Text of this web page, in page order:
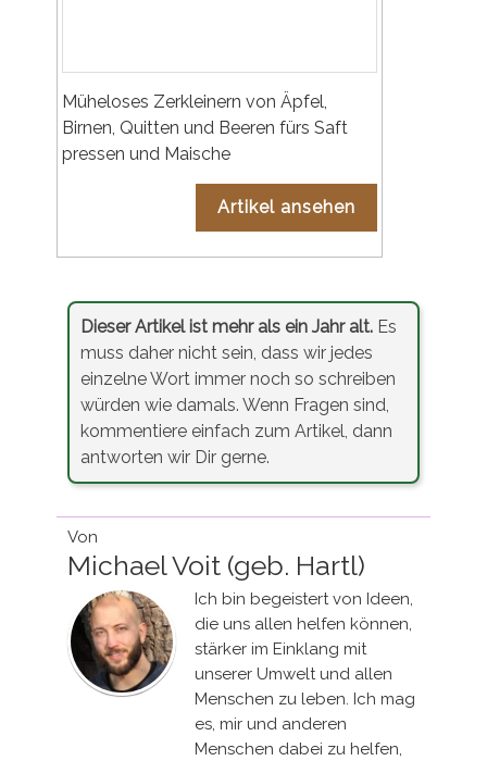
Müheloses Zerkleinern von Äpfel,
Birnen, Quitten und Beeren fürs Saft
pressen und Maische
Artikel ansehen
Dieser Artikel ist mehr als ein Jahr alt. Es
muss daher nicht sein, dass wir jedes
einzelne Wort immer noch so schreiben
würden wie damals. Wenn Fragen sind,
kommentiere einfach zum Artikel, dann
antworten wir Dir gerne.
Von
Michael Voit (geb. Hartl)
Ich bin begeistert von Ideen,
die uns allen helfen können,
stärker im Einklang mit
unserer Umwelt und allen
Menschen zu leben. Ich mag
es, mir und anderen
Menschen dabei zu helfen,